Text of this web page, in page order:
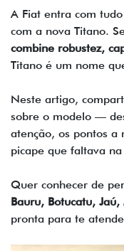
A Fiat entra com
com a nova Titano.
combine robustez,
Titano é um nome
Neste artigo,
sobre o modelo —
atenção, os pontos
picape que faltava
Quer conhecer de
Bauru, Botucatu,
pronta para te